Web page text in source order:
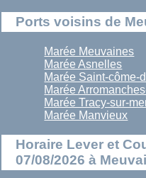
Ports voisins de
Marée Meuvaines
Marée Asnelles
Marée Saint-côme-
Marée
Marée Tracy-sur-
Marée Manvieux
Horaire Lever et
07/08/2026 à